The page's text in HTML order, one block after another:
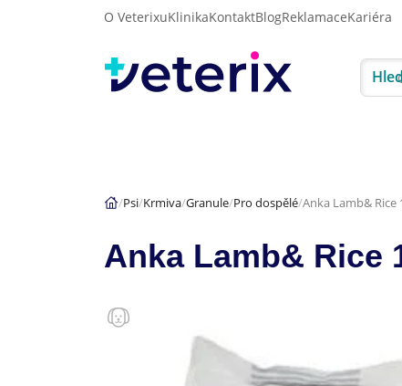
O VeterixuKlinikaKontaktBlogReklamaceKariéra
Psi Krmiva Granule Pro dospělé Anka Lamb& Rice
Anka Lamb& Rice